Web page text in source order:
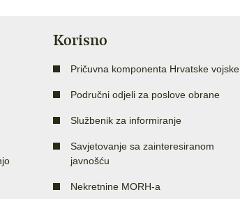
Korisno
Pričuvna komponenta Hrvatske vojske
Područni odjeli za poslove obrane
Službenik za informiranje
Savjetovanje sa zainteresiranom
javnošću
Nekretnine MORH-a